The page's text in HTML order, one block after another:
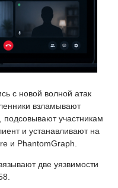
с новой волной атак
взламывают
участникам
и устанавливают на
и PhantomGraph.
две уязвимости